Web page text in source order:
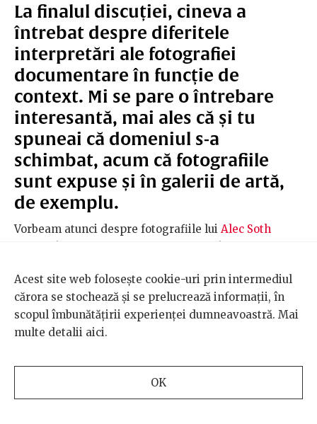
La finalul discuției, cineva a
întrebat despre diferitele
interpretări ale fotografiei
documentare în funcție de
context. Mi se pare o întrebare
interesantă, mai ales că și tu
spuneai că domeniul s-a
schimbat, acum că fotografiile
sunt expuse și în galerii de artă,
de exemplu.
Vorbeam atunci despre fotografiile lui Alec Soth
imaginile erau mereu gândite pentru paginile
revistelor. Erau destul de mici. Totul trebuia să fie
clar și relativ evident. Însă când au ajuns în spațiul
galeriilor, fotografi precum
foarte mici. În fotografiile timpurii ale lui Gursky
erau oameni minusculi care urcau un deal. Așa ceva
Acest site web folosește cookie-uri prin intermediul
cărora se stochează și se prelucrează informații, în
scopul îmbunătățirii experienței dumneavoastră. Mai
multe detalii aici.
OK